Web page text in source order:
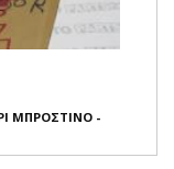
ΜΠΡΟΣΤΙΝΟ -